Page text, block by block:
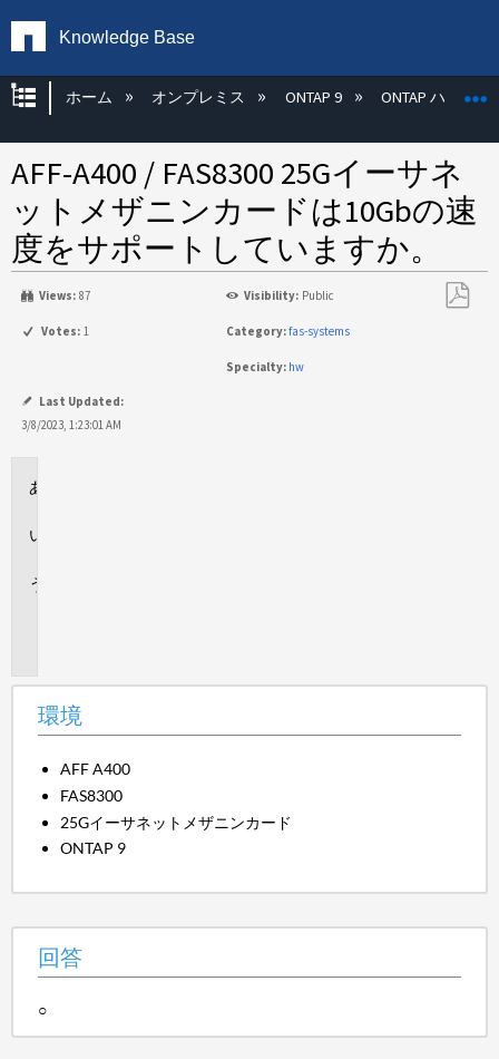
Knowledge Base
グローバル階層を展開/折りたたむ
ホーム オンプレミス ONTAP 9 ONTAP ハード
AFF-A400 / FAS8300 25Gイーサネ
ットメザニンカードは10Gbの速
度をサポートしていますか。
Views: 87 Visibility: Public
Votes: 1 Category:fas-systems
Specialty: hw
Last Updated:
3/8/2023, 1:23:01 AM
環境
AFF A400
FAS8300
25Gイーサネットメザニンカード
ONTAP 9
回答
○